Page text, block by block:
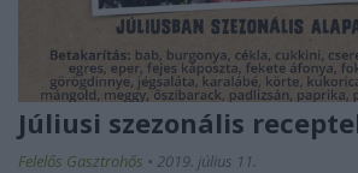
Júliusi szezonális
Felelős Gasztrohős • 2019. július 11.